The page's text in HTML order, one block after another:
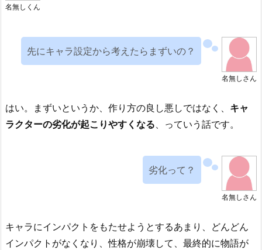
名無しくん
名無しさん
先にキャラ設定から考えたらまずいの？
はい。まずいというか、作り方の良し悪しではなく、 キャ
ラクターの劣化が起こりやすくなる 、っていう話です。
名無しさん
劣化って？
キャラにインパクトをもたせようとするあまり、どんどん
インパクトがなくなり、性格が崩壊して、最終的に物語が